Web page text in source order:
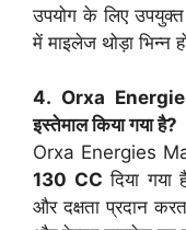
उपयोग के लिए
में माइलेज थोड़ा भिन्न
4. Orxa
इस्तेमाल किया गया है?
Orxa Energies
130 CC दिया
और दक्षता प्रदान